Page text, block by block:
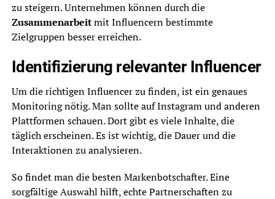
zu steigern. Unternehmen können durch die
Zusammenarbeitmit Influencern bestimmte
Zielgruppen besser erreichen.
Identifizierung relevanter Influencer
Um die richtigen Influencer zu finden, ist ein genaues
Monitoring nötig. Man sollte auf Instagram und anderen
Plattformen schauen. Dort gibt es viele Inhalte, die
täglich erscheinen. Es ist wichtig, die Dauer und die
Interaktionen zu analysieren.
So findet man die besten Markenbotschafter. Eine
sorgfältige Auswahl hilft, echte Partnerschaften zu